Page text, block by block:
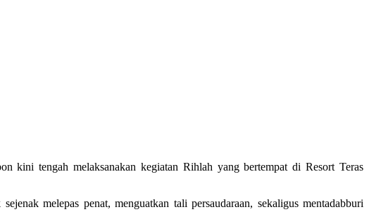
kini tengah melaksanakan kegiatan Rihlah yang bertempat di Resort Teras
melepas penat, menguatkan tali persaudaraan, sekaligus mentadabburi